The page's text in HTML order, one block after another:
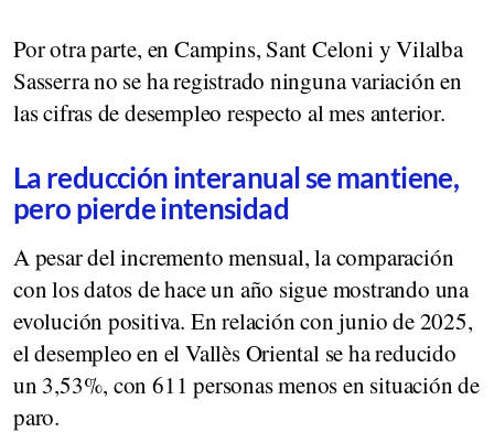
Por otra parte, en Campins, Sant Celoni y Vilalba
Sasserra no se ha registrado ninguna variación en
las cifras de desempleo respecto al mes anterior.
La reducción interanual se mantiene,
pero pierde intensidad
A pesar del incremento mensual, la comparación
con los datos de hace un año sigue mostrando una
evolución positiva. En relación con junio de 2025,
el desempleo en el Vallès Oriental se ha reducido
un 3,53%, con 611 personas menos en situación de
paro.